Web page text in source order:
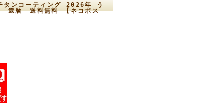
タンコーティング 2026年 う
暦 送料無料 【ネコポス